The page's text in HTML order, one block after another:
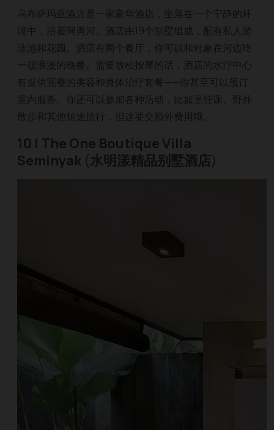
乌布萨玛亚酒店是一家豪华酒店，坐落在一个宁静的环
境中，沿着阿勇河。酒店由19个别墅组成，配有私人游
泳池和花园。酒店有两个餐厅，你可以和对象在河边吃
一顿浪漫的晚餐。需要放松按摩的话，酒店的水疗中心
有提供完整的美容和身体治疗套餐——你甚至可以预订
室内服务。你还可以参加各种活动，比如烹饪课、野外
散步和其他短途旅行，但这要交额外费用哦。
10 | The One Boutique Villa
Seminyak (水明漾精品别墅酒店)